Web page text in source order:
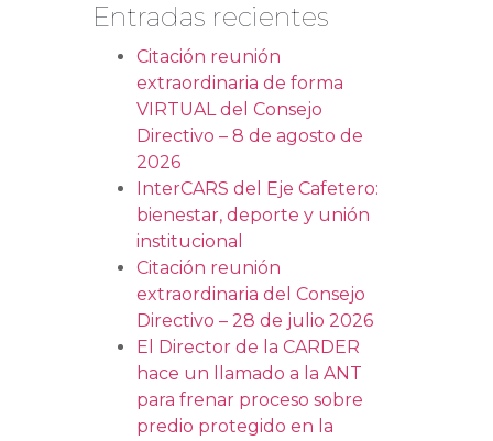
Entradas recientes
Citación reunión
extraordinaria de forma
VIRTUAL del Consejo
Directivo – 8 de agosto de
2026
InterCARS del Eje Cafetero:
bienestar, deporte y unión
institucional
Citación reunión
extraordinaria del Consejo
Directivo – 28 de julio 2026
El Director de la CARDER
hace un llamado a la ANT
para frenar proceso sobre
predio protegido en la